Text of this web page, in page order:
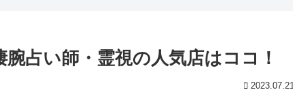
占い師・霊視の人気店はココ！
2023.07.21